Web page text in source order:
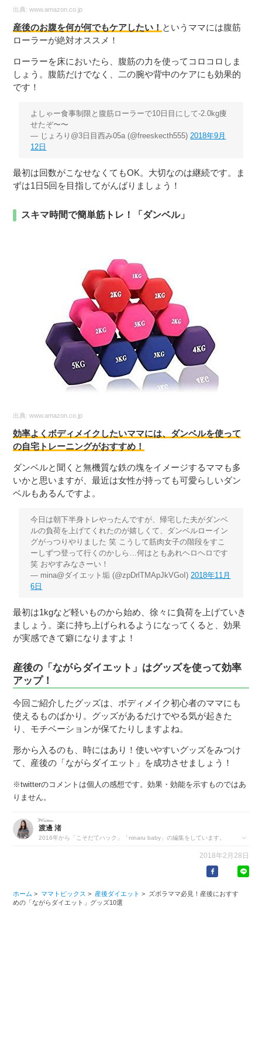
出典:www.amazon.co.jp
産後のお腹を何が何でもケアしたい！ というママには腹筋
ローラーが絶対オススメ！
ローラーを床においたら、腹筋の力を使ってコロコロしま
しょう。腹筋だけでなく、二の腕や背中のケアにも効果的
です！
よしゃー食事制限と腹筋ローラーで10日目にして-2.0kg痩
せたぞ〜〜
— じょろり@3日目西み05a (@freeskecth555)2018年9月
12日
最初は回数がこなせなくてもOK。大切なのは継続です。ま
ずは1日5回を目指してがんばりましょう！
スキマ時間で簡単筋トレ！「ダンベル」
出典:www.amazon.co.jp
効率よくボディメイクしたいママには、ダンベルを使って
の自宅トレーニングがおすすめ！
ダンベルと聞くと無機質な鉄の塊をイメージするママも多
いかと思いますが、最近は女性が持っても可愛らしいダン
ベルもあるんですよ。
今日は朝下半身トレやったんですが、帰宅した夫がダンベ
ルの負荷を上げてくれたのが嬉しくて、ダンベルローイン
グがっつりやりました 笑 こうして筋肉女子の階段をすこ
ーしずつ登って行くのかしら…何はともあれヘロヘロです
笑 おやすみなさーい！
— mina@ダイエット垢 (@zpDrlTMApJkVGoI)2018年11月
6日
最初は1kgなど軽いものから始め、徐々に負荷を上げていき
ましょう。楽に持ち上げられるようになってくると、効果
が実感できて癖になりますよ！
産後の「ながらダイエット」はグッズを使って効率
アップ！
今回ご紹介したグッズは、ボディメイク初心者のママにも
使えるものばかり。グッズがあるだけでやる気が起きた
り、モチベーションが保てたりしますよね。
形から入るのも、時にはあり！使いやすいグッズをみつけ
て、産後の「ながらダイエット」を成功させましょう！
※twitterのコメントは個人の感想です。効果・効能を示すものではあ
りません。
渡邊 渚
2016年から「こそだてハック」「ninaru baby」の編集をしています。
ャンシャンのライブ配信を見ること。年間パスポートも買って、孫のよ
2018年2月28日
ホーム > ママトピックス > 産後ダイエット >
ズボラママ必見！産後におすす
めの「ながらダイエット」グッズ10選